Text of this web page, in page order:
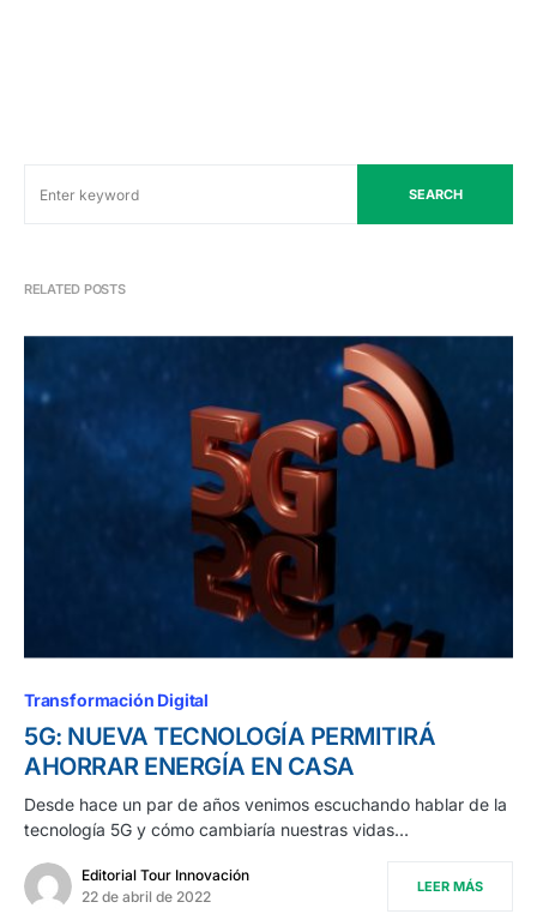
SEARCH
RELATED POSTS
Transformación Digital
5G: NUEVA TECNOLOGÍA PERMITIRÁ
AHORRAR ENERGÍA EN CASA
Desde hace un par de años venimos escuchando hablar de la
tecnología 5G y cómo cambiaría nuestras vidas…
Editorial Tour Innovación
22 de abril de 2022
LEER MÁS